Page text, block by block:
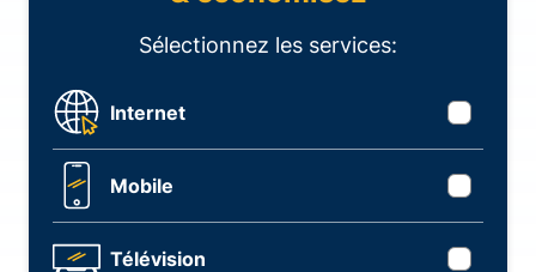
Sélectionnez les services:
Internet
Mobile
Télévision